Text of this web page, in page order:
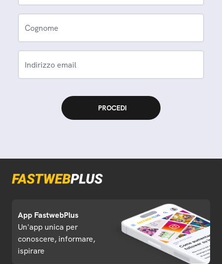
Cognome
Indirizzo email
App FastwebPlus
Un'app unica per
conoscere, informare,
ispirare